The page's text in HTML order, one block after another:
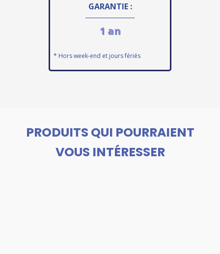
GARANTIE :
1 an
* Hors week-end et jours fériés
PRODUITS QUI POURRAIENT
VOUS INTÉRESSER